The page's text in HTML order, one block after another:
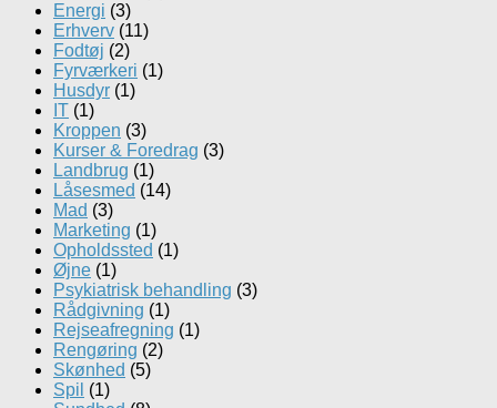
Energi (3)
Erhverv (11)
Fodtøj (2)
Fyrværkeri (1)
Husdyr (1)
IT (1)
Kroppen (3)
Kurser & Foredrag (3)
Landbrug (1)
Låsesmed (14)
Mad (3)
Marketing (1)
Opholdssted (1)
Øjne (1)
Psykiatrisk behandling (3)
Rådgivning (1)
Rejseafregning (1)
Rengøring (2)
Skønhed (5)
Spil (1)